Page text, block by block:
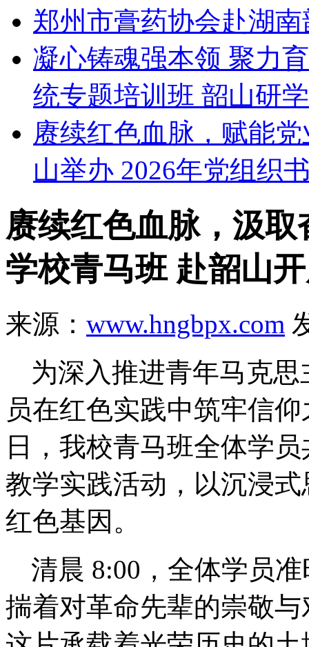
郑州市膏药协会赴湖
凝心铸魂强本领 聚力
统专题培训班 韶山研
赓续红色血脉，赋能
山举办 2026年党组织
赓续红色血脉，汲
学校青马班 赴韶山
来源： www.hngbpx.com
为深入推进青年马克
员在红色实践中筑牢信
日，我校青马班全体学
教学实践活动，以沉浸
红色基因。
清晨 8:00，全体学员
揣着对革命先辈的崇敬